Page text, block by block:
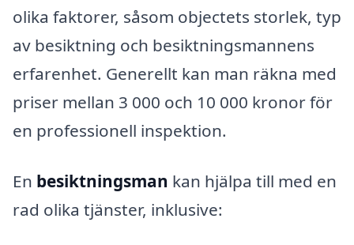
olika faktorer, såsom objectets storlek, typ
av besiktning och besiktningsmannens
erfarenhet. Generellt kan man räkna med
priser mellan 3 000 och 10 000 kronor för
en professionell inspektion.
En besiktningsman kan hjälpa till med en
rad olika tjänster, inklusive: